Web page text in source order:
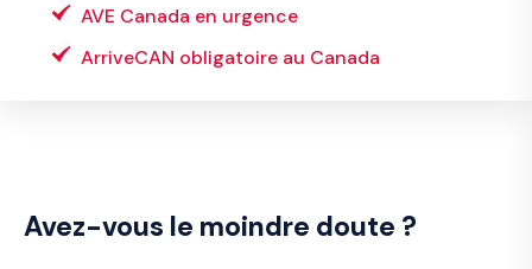
AVE Canada en urgence
ArriveCAN obligatoire au Canada
Avez-vous le moindre doute ?